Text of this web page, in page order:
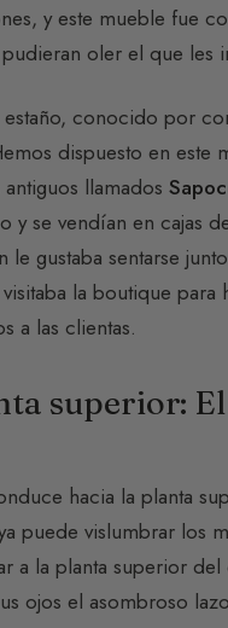
y este mueble fue
oler el que les
estaño, conocido por
dispuesto en este
llamados
y se vendían en cajas
le gustaba sentarse
la boutique para
a las clientas.
superior:
hacia la planta
puede vislumbrar los
a la planta superior del
ojos el asombroso